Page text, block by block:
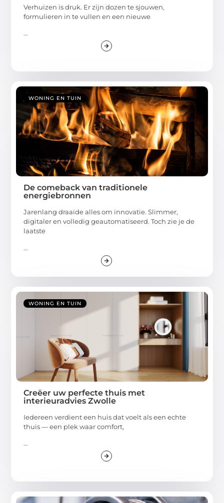
Verhuizen is druk. Er zijn dozen te sjouwen,
formulieren in te vullen en een nieuwe
...
WONING EN TUIN
De comeback van traditionele
energiebronnen
Jarenlang draaide alles om innovatie. Slimmer,
digitaler en volledig geautomatiseerd. Toch zie je de
laatste
...
WONING EN TUIN
Creëer uw perfecte thuis met
interieuradvies Zwolle
Iedereen verdient een huis dat voelt als een echte
thuis — een plek waar comfort,
...